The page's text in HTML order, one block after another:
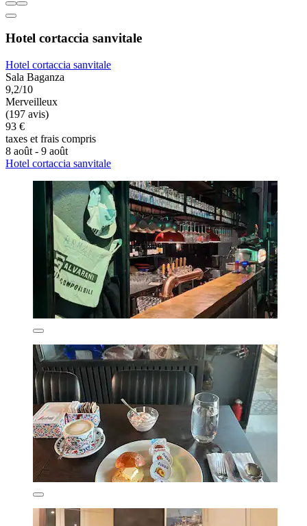
Hotel cortaccia sanvitale
Hotel cortaccia sanvitale
Sala Baganza
9,2/10
Merveilleux
(197 avis)
93 €
taxes et frais compris
8 août - 9 août
Hotel cortaccia sanvitale